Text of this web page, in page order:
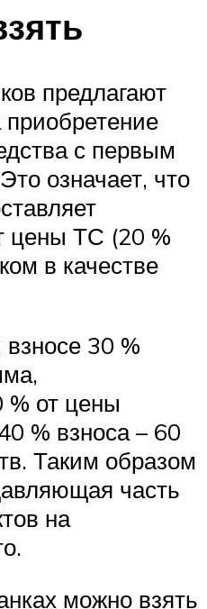
предлагают
с первым
означает, что
цены ТС (20 %
в качестве
30 %
от цены
% взноса – 60
Таким образом
часть
на
можно взять